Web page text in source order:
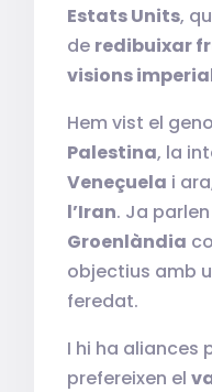
Estats Units,
de redibuixar
visions
Hem vist el
Palestina, la
Veneçuela i
l’Iran. Ja
Groenlàndia
objectius amb
feredat.
I hi ha aliances
prefereixen el